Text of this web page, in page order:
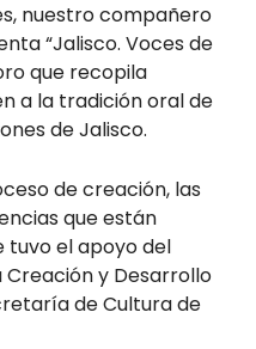
nuestro compañero
“Jalisco. Voces de
que recopila
a la tradición oral de
de Jalisco.
de creación, las
que están
tuvo el apoyo del
Creación y Desarrollo
de Cultura de